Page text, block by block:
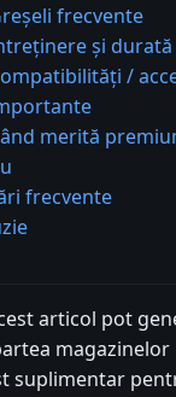
frecvente
și durată
/
merită
frecvente
articol pot
magazinelor
suplimentar